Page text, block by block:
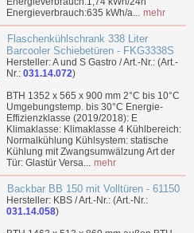
Energieverbrauch:635 kWh/a... mehr
Flaschenkühlschrank 338 Liter
Barcooler Schiebetüren - FKG3338S
Hersteller: A und S Gastro / Art.-Nr.: (Art.-
Nr.: 031.14.072)
BTH 1352 x 565 x 900 mm 2°C bis 10°C
Umgebungstemp. bis 30°C Energie-
Effizienzklasse (2019/2018): E
Klimaklasse: Klimaklasse 4 Kühlbereich:
Normalkühlung Kühlsystem: statische
Kühlung mit Zwangsumwälzung Art der
Tür: Glastür Versa... mehr
Backbar BB 150 mit Volltüren - 61150
Hersteller: KBS / Art.-Nr.: (Art.-Nr.:
031.14.058)